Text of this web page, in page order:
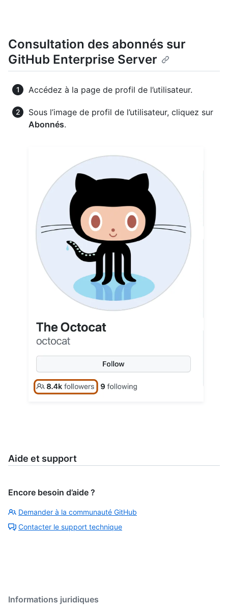
Consultation des abonnés sur
GitHub Enterprise Server
Accédez à la page de profil de l’utilisateur.
Sous l’image de profil de l’utilisateur, cliquez sur
Abonnés.
Aide et support
Encore besoin d’aide ?
Demander à la communauté GitHub
Contacter le support technique
Informations juridiques